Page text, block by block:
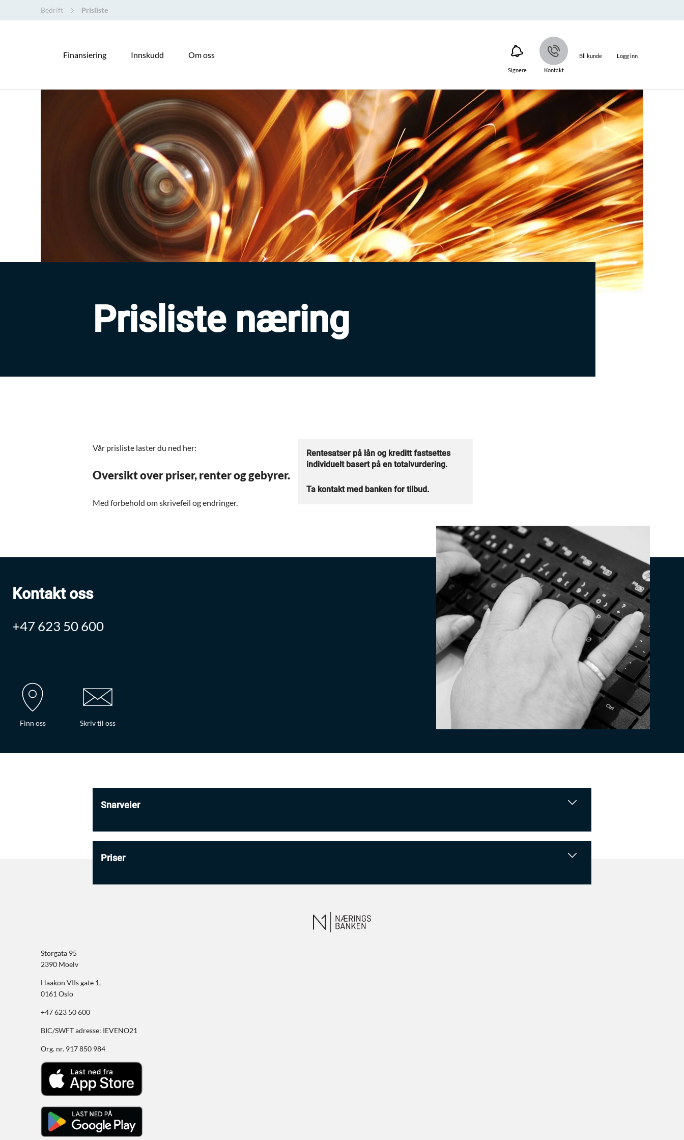
Bedrift Prisliste
Finansiering Innskudd Om oss
Signere Kontakt
Bli kunde Logg inn
Prisliste næring
Vår prisliste laster du ned her:
Oversikt over priser, renter og gebyrer.
Med forbehold om skrivefeil og endringer.
Rentesatser på lån og kreditt fastsettes
individuelt basert på en totalvurdering.
Ta kontakt med banken for tilbud.
Kontakt oss
+47 623 50 600
Finn oss Skriv til oss
Snarveier
Priser
Storgata 95
2390 Moelv
Haakon VIIs gate 1,
0161 Oslo
+47 623 50 600
BIC/SWFT adresse: IEVENO21
Org. nr. 917 850 984